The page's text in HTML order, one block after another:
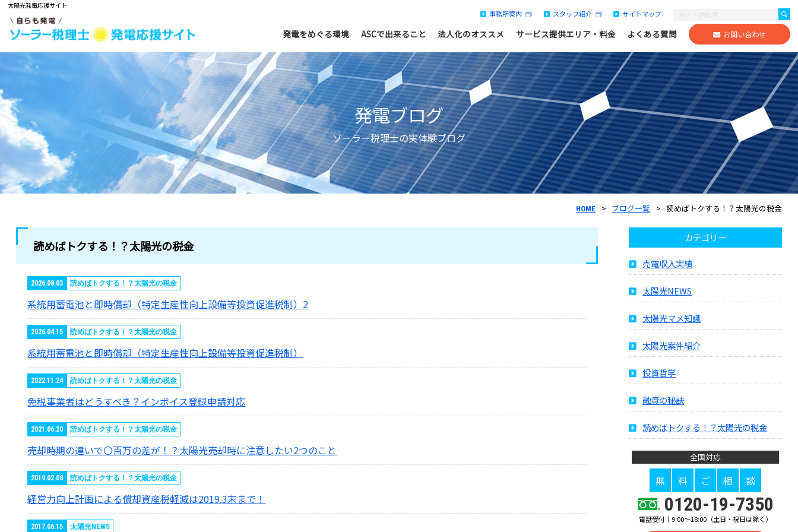
太陽光発電応援サイト
事務所案内 スタッフ紹介 サイトマップ
発電をめぐる環境 ASCで出来ること 法人化のオススメ サービス提供エリア・料金 よくある質問 お問い合わせ
発電ブログ
ソーラー税理士の実体験ブログ
HOME ブログ一覧 読めばトクする！？太陽光の税金
読めばトクする！？太陽光の税金
2026.08.03 読めばトクする！？太陽光の税金
系統用蓄電池と即時償却（特定生産性向上設備等投資促進税制）2
2026.04.15 読めばトクする！？太陽光の税金
系統用蓄電池と即時償却（特定生産性向上設備等投資促進税制）
2022.11.24 読めばトクする！？太陽光の税金
免税事業者はどうすべき？インボイス登録申請対応
2021.06.20 読めばトクする！？太陽光の税金
売却時期の違いで〇百万の差が！？太陽光売却時に注意したい2つのこと
2019.02.08 読めばトクする！？太陽光の税金
経営力向上計画による償却資産税軽減は2019.3末まで！
2017.06.15 太陽光NEWS
カテゴリー
売電収入実績
太陽光NEWS
太陽光マメ知識
太陽光案件紹介
投資哲学
融資の秘訣
読めばトクする！？太陽光の税金
全国対応
無 料 ご 相 談
0120-19-7350
電話受付｜9:00～18:00（土日・祝日は除く）